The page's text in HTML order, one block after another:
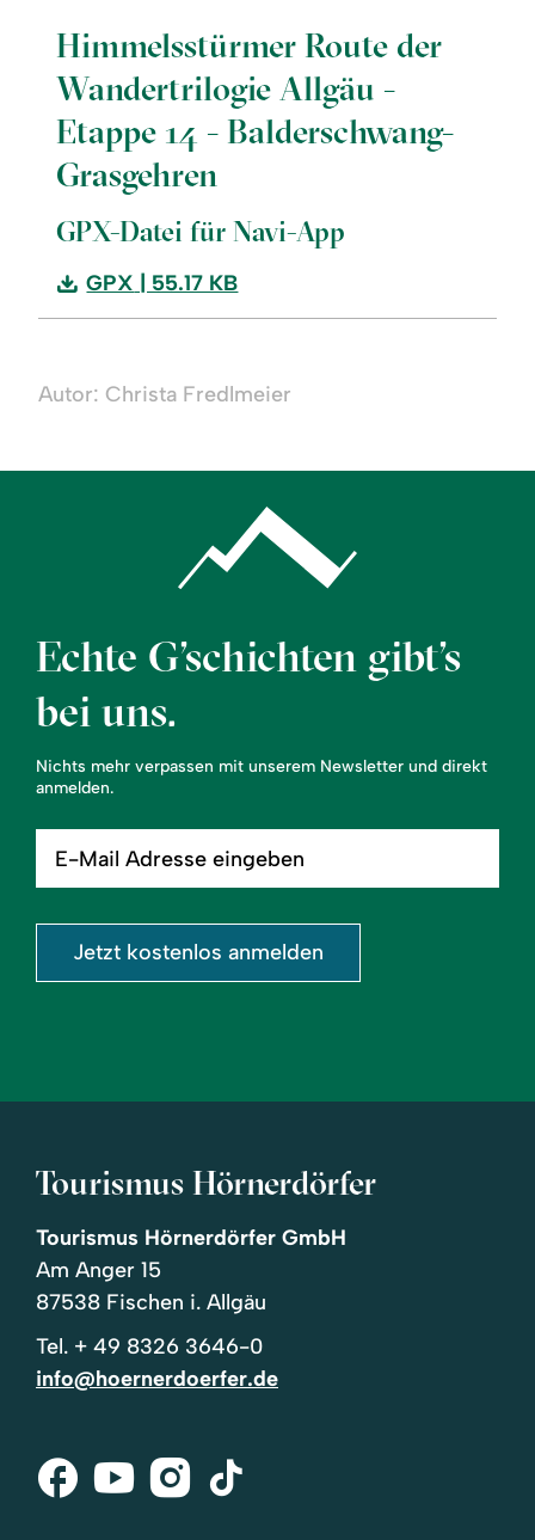
Himmelsstürmer Route der
Wandertrilogie Allgäu -
Etappe 14 - Balderschwang-
Grasgehren
GPX-Datei für Navi-App
Download:
Himmelsstürmer
der
-
Grasgehren
GPX | 55.17 KB
Autor: Christa Fredlmeier
Echte G’schichten gibt’s
bei uns.
Nichts mehr verpassen mit unserem Newsletter und direkt
anmelden.
Mail
eingeben
Jetzt kostenlos anmelden
Tourismus Hörnerdörfer
Tourismus Hörnerdörfer GmbH
Am Anger 15
87538 Fischen i. Allgäu
Tel. + 49 8326 3646-0
info@hoernerdoerfer.de
Facebook
Youtube
Instagram
Tik-